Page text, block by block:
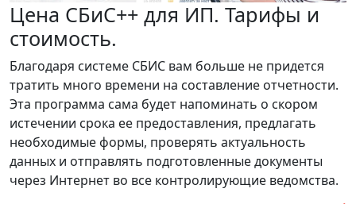
Цена СБиС++ для ИП. Тарифы и
стоимость.
Благодаря системе СБИС вам больше не придется
тратить много времени на составление отчетности.
Эта программа сама будет напоминать о скором
истечении срока ее предоставления, предлагать
необходимые формы, проверять актуальность
данных и отправлять подготовленные документы
через Интернет во все контролирующие ведомства.